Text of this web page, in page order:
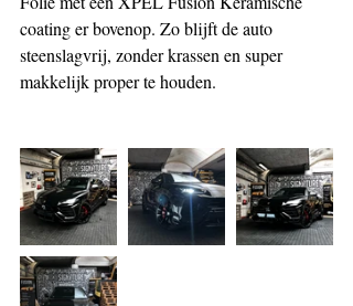
coating er bovenop. Zo blijft de auto
steenslagvrij, zonder krassen en super
makkelijk proper te houden.